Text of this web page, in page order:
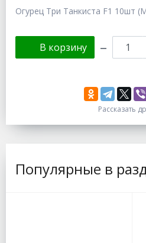
Огурец Три Танкиста F1 10шт
В корзину
Рассказать
Популярные в